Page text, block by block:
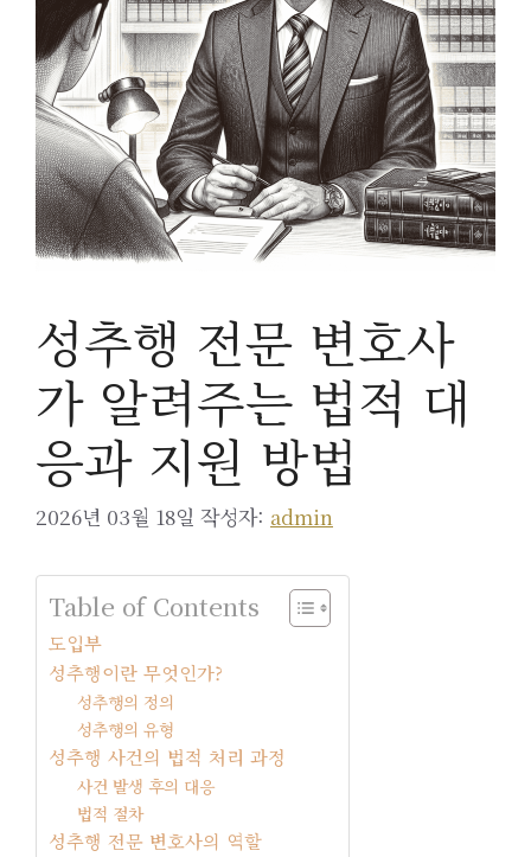
성추행 전문 변호사
가 알려주는 법적 대
응과 지원 방법
2026년 03월 18일 작성자: admin
Table of Contents
도입부
성추행이란 무엇인가?
성추행의 정의
성추행의 유형
성추행 사건의 법적 처리 과정
사건 발생 후의 대응
법적 절차
성추행 전문 변호사의 역할